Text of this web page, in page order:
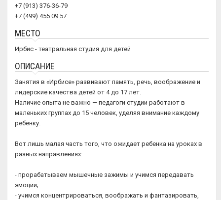
+7 (913) 376-36-79
+7 (499) 455 09 57
МЕСТО
Ирбис - театральная студия для детей
ОПИСАНИЕ
Занятия в «Ирбисе» развивают память, речь, воображение и
лидерские качества детей от 4 до 17 лет.
Наличие опыта не важно — педагоги студии работают в
маленьких группах до 15 человек, уделяя внимание каждому
ребенку.
Вот лишь малая часть того, что ожидает ребенка на уроках в
разных направлениях:
- прорабатываем мышечные зажимы и учимся передавать
эмоции;
- учимся концентрироваться, воображать и фантазировать,